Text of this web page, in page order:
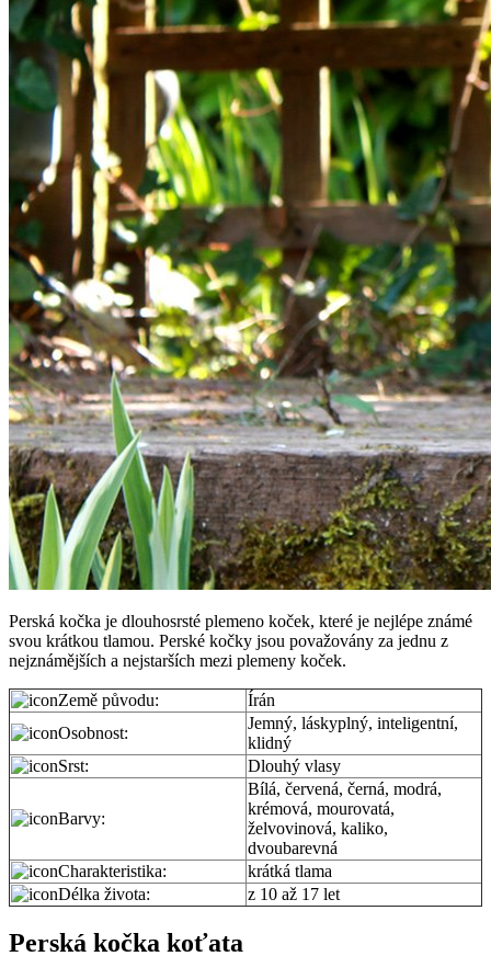
Perská kočka je dlouhosrsté plemeno koček, které je nejlépe známé
svou krátkou tlamou. Perské kočky jsou považovány za jednu z
nejznámějších a nejstarších mezi plemeny koček.
Země původu:
Írán
Osobnost:
Jemný, láskyplný, inteligentní,
klidný
Srst:
Dlouhý vlasy
Barvy:
Bílá, červená, černá, modrá,
krémová, mourovatá,
želvovinová, kaliko,
dvoubarevná
Charakteristika:
krátká tlama
Délka života:
z 10 až 17 let
Perská kočka koťata